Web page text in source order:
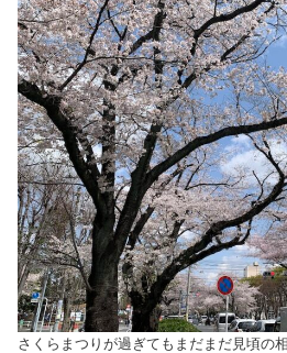
さくらまつりが過ぎてもまだまだ見頃の